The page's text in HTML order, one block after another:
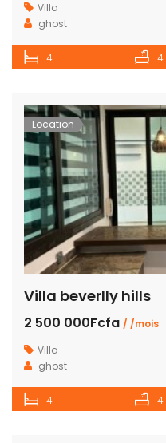
Villa
ghost
4 4
Location
Villa beverlly hills
2 500 000Fcfa / /mois
Villa
ghost
4 4